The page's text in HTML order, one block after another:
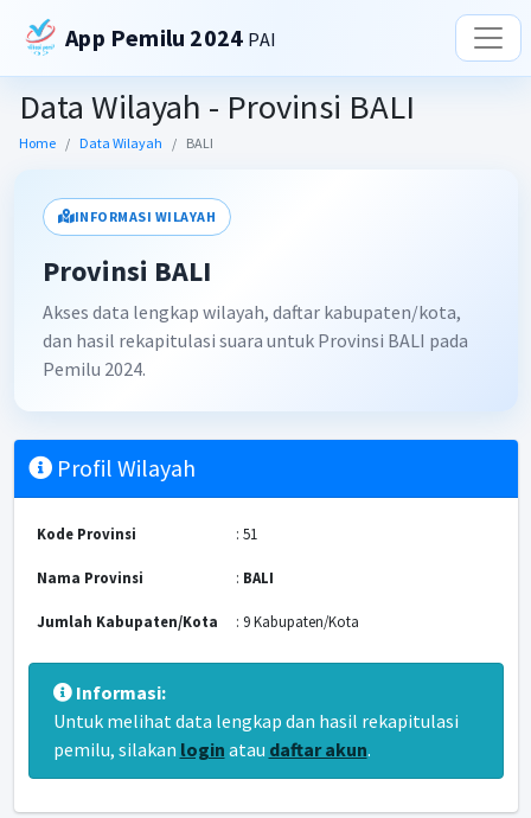
App Pemilu 2024 PAI
Data Wilayah - Provinsi BALI
Home Data Wilayah BALI
INFORMASI WILAYAH
Provinsi BALI
Akses data lengkap wilayah, daftar kabupaten/kota,
dan hasil rekapitulasi suara untuk Provinsi BALI pada
Pemilu 2024.
Profil Wilayah
Kode Provinsi : 51
Nama Provinsi : BALI
Jumlah Kabupaten/Kota : 9 Kabupaten/Kota
Informasi:
Untuk melihat data lengkap dan hasil rekapitulasi
pemilu, silakan login atau daftar akun.